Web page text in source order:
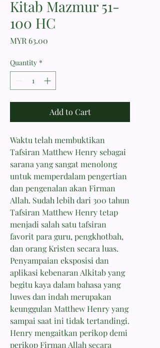
Kitab Mazmur 51-
100 HC
MYR 63.00
Quantity *
Add to Cart
Waktu telah membuktikan
Tafsiran Matthew Henry sebagai
sarana yang sangat menolong
untuk memperdalam pengertian
dan pengenalan akan Firman
Allah. Sudah lebih dari 300 tahun
Tafsiran Matthew Henry tetap
menjadi salah satu tafsiran
favorit para guru, pengkhotbah,
dan orang Kristen secara luas.
Penyampaian eksposisi dan
aplikasi kebenaran Alkitab yang
begitu kaya dalam bahasa yang
luwes dan indah merupakan
keunggulan Matthew Henry yang
sampai saat ini tidak tertandingi.
Henry mengaitkan perikop demi
perikop Firman Allah secara